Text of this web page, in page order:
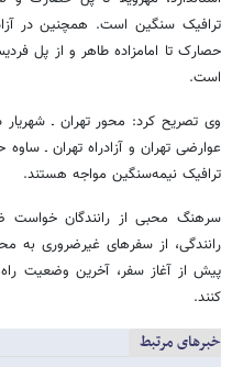
ترافیک سنگین است. همچنین در
حصارک تا امامزاده طاهر و از پل
است.
وی تصریح کرد: محور تهران ـ شهریار
عوارضی تهران و آزادراه تهران ـ
ترافیک نیمه‌سنگین مواجه هستند.
سرهنگ محبی از رانندگان خواست
رانندگی، از سفرهای غیرضروری به
پیش از آغاز سفر، آخرین وضعیت
کنند.
خبرهای مرتبط